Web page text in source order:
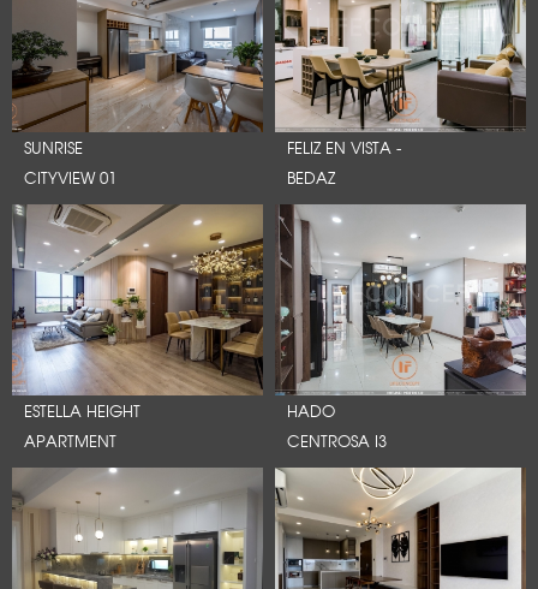
SUNRISE
CITYVIEW 01
FELIZ EN VISTA -
BEDAZ
ESTELLA HEIGHT
APARTMENT
HADO
CENTROSA I3